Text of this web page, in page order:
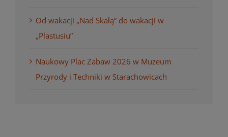
Od wakacji „Nad Skałą” do wakacji w
„Plastusiu”
Naukowy Plac Zabaw 2026 w Muzeum
Przyrody i Techniki w Starachowicach